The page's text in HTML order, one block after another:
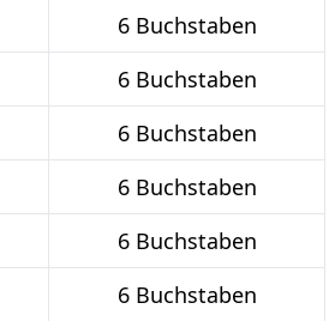
6 Buchstaben
6 Buchstaben
6 Buchstaben
6 Buchstaben
6 Buchstaben
6 Buchstaben